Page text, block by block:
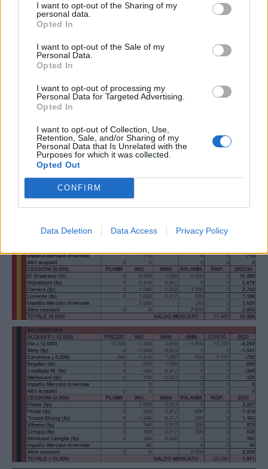
I want to opt-out of the Sharing of my
personal data.
Opted In
I want to opt-out of the Sale of my
Personal Data.
Opted In
I want to opt-out of processing my
Personal Data for Targeted Advertising.
Opted In
I want to opt-out of Collection, Use,
Retention, Sale, and/or Sharing of my
Personal Data that Is Unrelated with the
Purposes for which it was collected.
Opted Out
CONFIRM
Data Deletion Data Access Privacy Policy